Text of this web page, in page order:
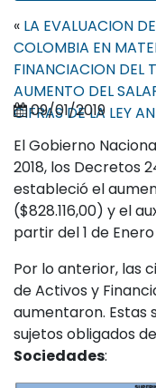
« LA EVALUACION
COLOMBIA EN
FINANCIACION DEL
AUMENTO DEL
CIFRAS DE LA LEY
09/01/2019
El Gobierno
2018, los Decretos
estableció el
($828.116,00) y el
partir del 1 de Enero
Por lo anterior, las
de Activos y
aumentaron. Estas
sujetos obligados
Sociedades: